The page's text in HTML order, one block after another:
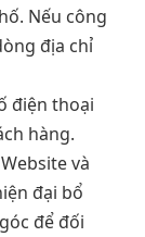
Nếu công
địa chỉ
điện thoại
hàng.
và
đại bổ
để đối